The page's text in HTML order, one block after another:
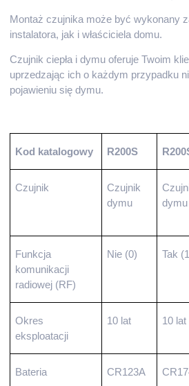
Montaż czujnika może być wykonany
instalatora, jak i właściciela domu.
Czujnik ciepła i dymu oferuje Twoim
uprzedzając ich o każdym przypadku
pojawieniu się dymu.
Kod katalogowy R200S
Czujnik
Czujnik
dymu
dymu
Funkcja
komunikacji
radiowej (RF)
Nie (0) Tak
Okres
eksploatacji
10 lat 10 lat
Bateria CR123A